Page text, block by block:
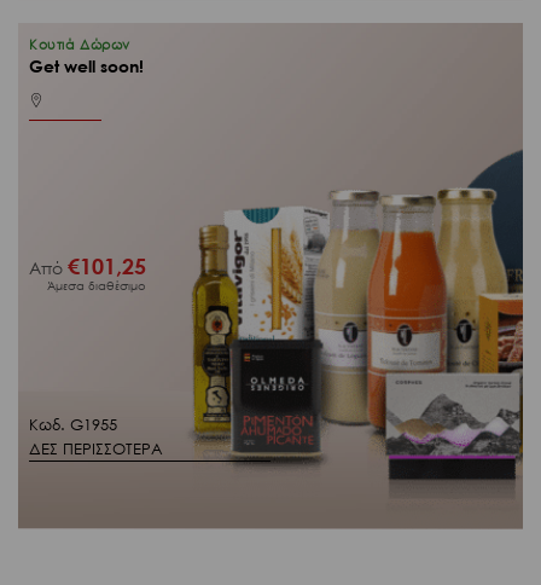
Κωδ. G1955
ΔΕΣ ΠΕΡΙΣΣΟΤΕΡΑ
Κουτιά Δώρων
Get well soon!
Από€101,25
Άμεσα διαθέσιμο